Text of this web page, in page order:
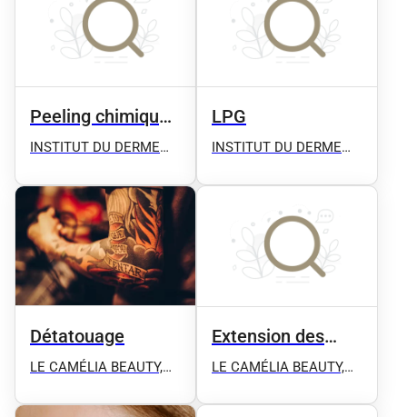
définitive ect
Peeling chimique
du visage
INSTITUT DU DERME
Microneedling - Plasma
Pen - Détatouage -
Massage
LPG
INSTITUT DU DERME
Microneedling - Plasma
Pen - Détatouage -
Massage
Détatouage
LE CAMÉLIA BEAUTY,
Microshhading,
Extension des
ongles
LE CAMÉLIA BEAUTY,
Microshhading,